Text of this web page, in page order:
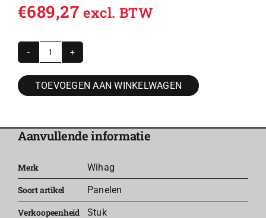
€689,27 excl. BTW
Tussenpaneel
295
x
-
Plus
aantal
TOEVOEGEN AAN WINKELWAGEN
Aanvullende informatie
Merk
Wihag
Soort artikel
Panelen
Verkoopeenheid
Stuk